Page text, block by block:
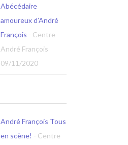
Abécédaire
amoureux d’André
François - Centre
André François
09/11/2020
André François Tous
en scène! - Centre